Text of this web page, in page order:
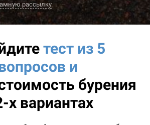
рассылку
тест из 5
и
бурения
х вариантах